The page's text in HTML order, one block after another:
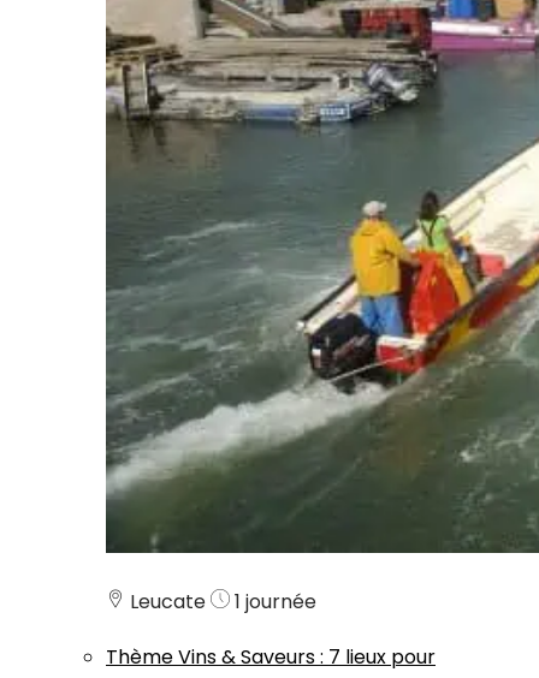
Leucate
1 journée
ThèmeVins & Saveurs: 7 lieux pour